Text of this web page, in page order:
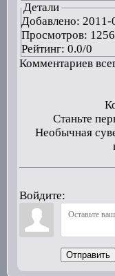
Детали
Добавлено: 2011-
Просмотров: 1256
Рейтинг: 0.0/0
Комментариев
Станьте
Необычная
Войдите:
Отправить